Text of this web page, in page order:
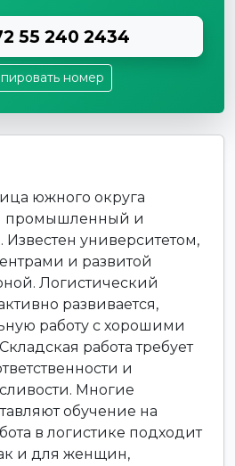
55 240 2434
номер
южного округа
промышленный и
Известен университетом,
и развитой
Логистический
развивается,
работу с хорошими
работа требует
и
Многие
обучение на
в логистике подходит
и для женщин,